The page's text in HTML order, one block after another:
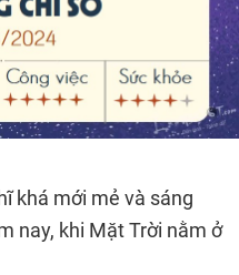
khá mới mẻ và sáng
nay, khi Mặt Trời nằm ở